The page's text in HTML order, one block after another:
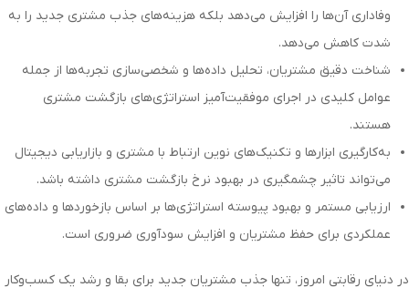
وفاداری آن‌ها را افزایش می‌دهد بلکه هزینه‌های جذب مشتری جدید را به
شدت کاهش می‌دهد.
شناخت دقیق مشتریان، تحلیل داده‌ها و شخصی‌سازی تجربه‌ها از جمله
عوامل کلیدی در اجرای موفقیت‌آمیز استراتژی‌های بازگشت مشتری
هستند.
به‌کارگیری ابزارها و تکنیک‌های نوین ارتباط با مشتری و بازاریابی دیجیتال
می‌تواند تاثیر چشمگیری در بهبود نرخ بازگشت مشتری داشته باشد.
ارزیابی مستمر و بهبود پیوسته استراتژی‌ها بر اساس بازخوردها و داده‌های
عملکردی برای حفظ مشتریان و افزایش سودآوری ضروری است.
در دنیای رقابتی امروز، تنها جذب مشتریان جدید برای بقا و رشد یک کسب‌وکار